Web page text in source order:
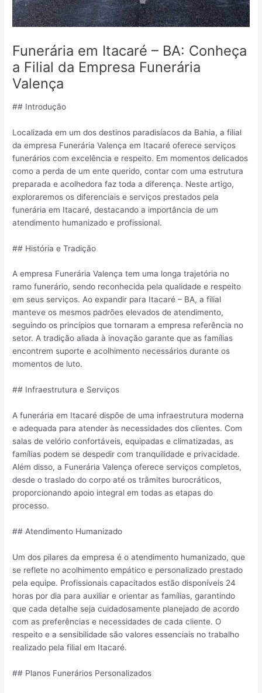
Funerária em Itacaré – BA: Conheça
a Filial da Empresa Funerária
Valença
## Introdução
Localizada em um dos destinos paradisíacos da Bahia, a filial
da empresa Funerária Valença em Itacaré oferece serviços
funerários com excelência e respeito. Em momentos delicados
como a perda de um ente querido, contar com uma estrutura
preparada e acolhedora faz toda a diferença. Neste artigo,
exploraremos os diferenciais e serviços prestados pela
funerária em Itacaré, destacando a importância de um
atendimento humanizado e profissional.
## História e Tradição
A empresa Funerária Valença tem uma longa trajetória no
ramo funerário, sendo reconhecida pela qualidade e respeito
em seus serviços. Ao expandir para Itacaré – BA, a filial
manteve os mesmos padrões elevados de atendimento,
seguindo os princípios que tornaram a empresa referência no
setor. A tradição aliada à inovação garante que as famílias
encontrem suporte e acolhimento necessários durante os
momentos de luto.
## Infraestrutura e Serviços
A funerária em Itacaré dispõe de uma infraestrutura moderna
e adequada para atender às necessidades dos clientes. Com
salas de velório confortáveis, equipadas e climatizadas, as
famílias podem se despedir com tranquilidade e privacidade.
Além disso, a Funerária Valença oferece serviços completos,
desde o traslado do corpo até os trâmites burocráticos,
proporcionando apoio integral em todas as etapas do
processo.
## Atendimento Humanizado
Um dos pilares da empresa é o atendimento humanizado, que
se reflete no acolhimento empático e personalizado prestado
pela equipe. Profissionais capacitados estão disponíveis 24
horas por dia para auxiliar e orientar as famílias, garantindo
que cada detalhe seja cuidadosamente planejado de acordo
com as preferências e necessidades de cada cliente. O
respeito e a sensibilidade são valores essenciais no trabalho
realizado pela filial em Itacaré.
## Planos Funerários Personalizados